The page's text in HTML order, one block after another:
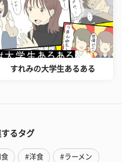
すれみの大学生あるある
るタグ
食 #洋食 #ラーメン